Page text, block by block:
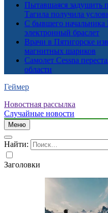
Пытавшаяся задушить
Тагила получила
С бывшего начальника
электронный браслет
Врачи в Пятигорске
магнитных шариков
Самолет Cessna
области
Геймер
Новостная рассылка
Случайные новости
Меню
Найти:
Заголовки